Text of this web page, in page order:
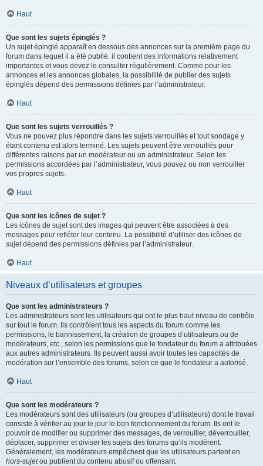
Haut
Que sont les sujets épinglés ?
Un sujet épinglé apparaît en dessous des annonces sur la première page du
forum dans lequel il a été publié. il contient des informations relativement
importantes et vous devez le consulter régulièrement. Comme pour les
annonces et les annonces globales, la possibilité de publier des sujets
épinglés dépend des permissions définies par l’administrateur.
Haut
Que sont les sujets verrouillés ?
Vous ne pouvez plus répondre dans les sujets verrouillés et tout sondage y
étant contenu est alors terminé. Les sujets peuvent être verrouillés pour
différentes raisons par un modérateur ou un administrateur. Selon les
permissions accordées par l’administrateur, vous pouvez ou non verrouiller
vos propres sujets.
Haut
Que sont les icônes de sujet ?
Les icônes de sujet sont des images qui peuvent être associées à des
messages pour refléter leur contenu. La possibilité d’utiliser des icônes de
sujet dépend des permissions définies par l’administrateur.
Haut
Niveaux d’utilisateurs et groupes
Que sont les administrateurs ?
Les administrateurs sont les utilisateurs qui ont le plus haut niveau de contrôle
sur tout le forum. Ils contrôlent tous les aspects du forum comme les
permissions, le bannissement, la création de groupes d’utilisateurs ou de
modérateurs, etc., selon les permissions que le fondateur du forum a attribuées
aux autres administrateurs. Ils peuvent aussi avoir toutes les capacités de
modération sur l’ensemble des forums, selon ce que le fondateur a autorisé.
Haut
Que sont les modérateurs ?
Les modérateurs sont des utilisateurs (ou groupes d’utilisateurs) dont le travail
consiste à vérifier au jour le jour le bon fonctionnement du forum. Ils ont le
pouvoir de modifier ou supprimer des messages, de verrouiller, déverrouiller,
déplacer, supprimer et diviser les sujets des forums qu’ils modèrent.
Généralement, les modérateurs empêchent que les utilisateurs partent en
hors-sujetou publient du contenu abusif ou offensant.